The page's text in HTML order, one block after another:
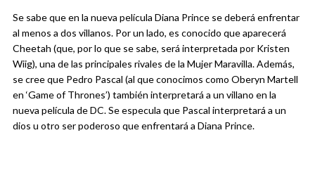
Se sabe que en la nueva película Diana Prince se deberá enfrentar
al menos a dos villanos. Por un lado, es conocido que aparecerá
Cheetah (que, por lo que se sabe, será interpretada por Kristen
Wiig), una de las principales rivales de la Mujer Maravilla. Además,
se cree que Pedro Pascal (al que conocimos como Oberyn Martell
en ‘Game of Thrones’) también interpretará a un villano en la
nueva película de DC. Se especula que Pascal interpretará a un
dios u otro ser poderoso que enfrentará a Diana Prince.